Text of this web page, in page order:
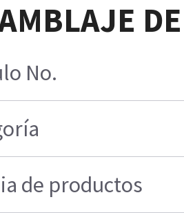
No.
de productos